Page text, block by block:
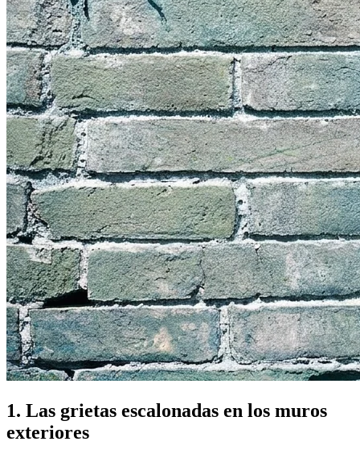
1. Las grietas escalonadas en los muros
exteriores